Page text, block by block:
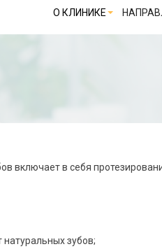
О КЛИНИКЕ
включает в себя
натуральных зубов;